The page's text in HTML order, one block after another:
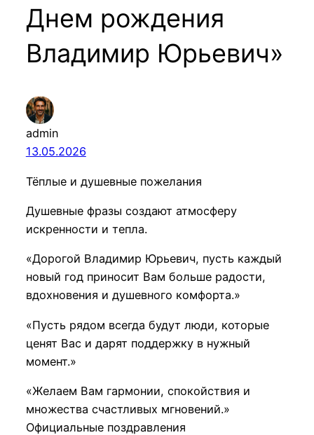
Днем рождения
Владимир Юрьевич»
admin
13.05.2026
Тёплые и душевные пожелания
Душевные фразы создают атмосферу
искренности и тепла.
«Дорогой Владимир Юрьевич, пусть каждый
новый год приносит Вам больше радости,
вдохновения и душевного комфорта.»
«Пусть рядом всегда будут люди, которые
ценят Вас и дарят поддержку в нужный
момент.»
«Желаем Вам гармонии, спокойствия и
множества счастливых мгновений.»
Официальные поздравления